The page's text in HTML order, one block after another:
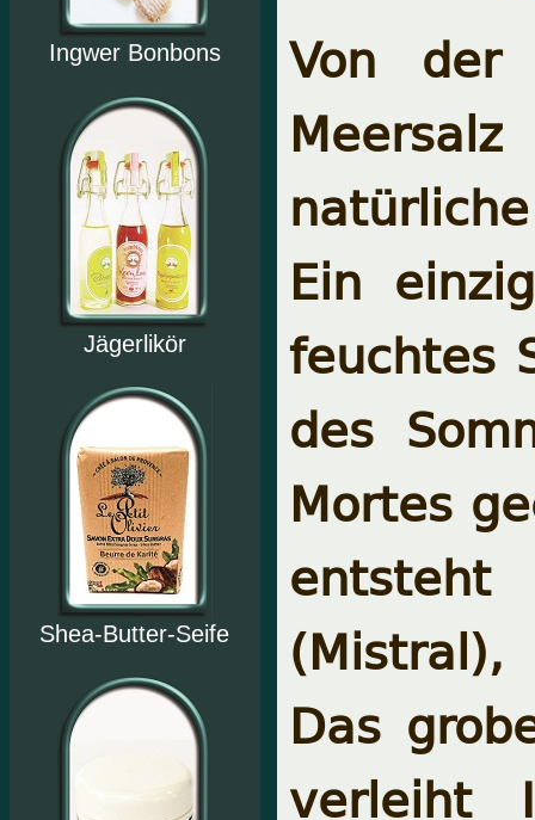
Ingwer Bonbons
Jägerlikör
Shea-Butter-Seife
Von der
Ein
feuchtes
des
Mortes
(Mistral),
Das
verleiht